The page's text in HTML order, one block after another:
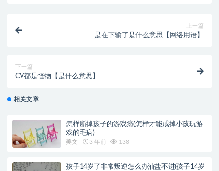
上一篇
是在下输了是什么意思【网络用语】
下一篇
CV都是怪物【是什么意思】
相关文章
怎样断掉孩子的游戏瘾(怎样才能戒掉小孩玩游
戏的毛病)
美文 3 年前 138
孩子14岁了非常叛逆怎么办油盐不进(孩子14岁